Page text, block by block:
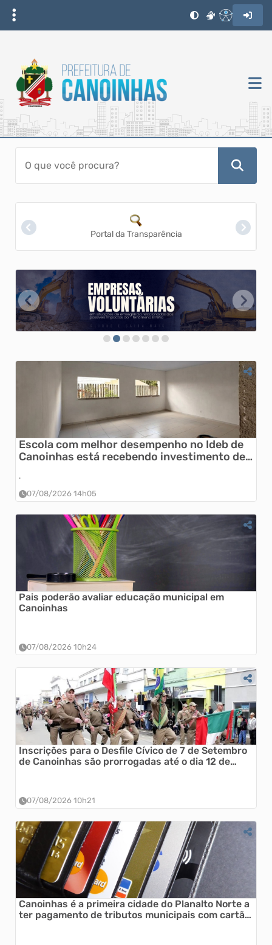
Portal da Transparência
Escola com melhor desempenho no Ideb de
Canoinhas está recebendo investimento de
.
07/08/2026 14h05
Pais poderão avaliar educação municipal em
Canoinhas
07/08/2026 10h24
Inscrições para o Desfile Cívico de 7 de Setembro
de Canoinhas são prorrogadas até o dia 12 de
07/08/2026 10h21
Canoinhas é a primeira cidade do Planalto Norte a
ter pagamento de tributos municipais com cartão